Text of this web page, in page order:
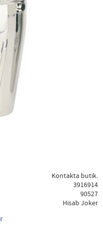
Kontakta butik.
3916914
90527
Hisab Joker